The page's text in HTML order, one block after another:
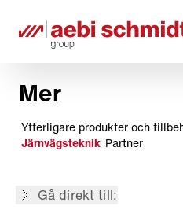
Mer
Ytterligare produkter och
Järnvägsteknik Partner
Gå direkt till:
I korthet
Underhåll och modernisering